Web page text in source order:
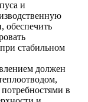
и
обеспечить
стабильном
должен
в